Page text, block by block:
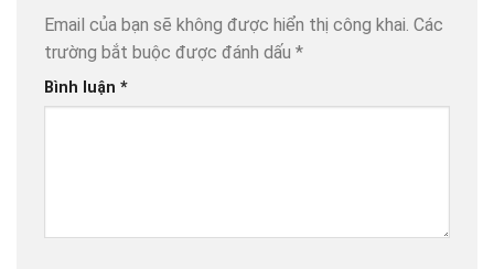
Email của bạn sẽ không được hiển thị công khai. Các
trường bắt buộc được đánh dấu *
Bình luận *